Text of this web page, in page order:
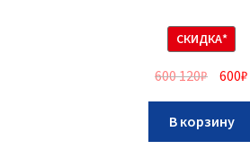
СКИДКА*
600 120₽ 600₽
В корзину